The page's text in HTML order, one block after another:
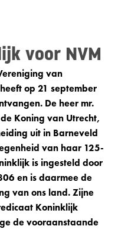
voor NVM
van
op 21 september
De heer mr.
Koning van Utrecht,
uit in Barneveld
van haar 125-
is ingesteld door
en is daarmee de
van ons land. Zijne
Koninklijk
de vooraanstaande